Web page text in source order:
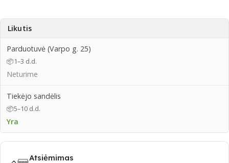
Likutis
Parduotuvė (Varpo g. 25)
📦1–3 d.d.
Neturime
Tiekėjo sandėlis
📦5–10 d.d.
Yra
Atsiėmimas